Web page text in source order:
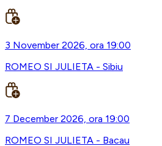
3 November 2026, ora 19:00
ROMEO SI JULIETA - Sibiu
7 December 2026, ora 19:00
ROMEO SI JULIETA - Bacau